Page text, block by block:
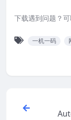
下载遇到问题？
一机一码